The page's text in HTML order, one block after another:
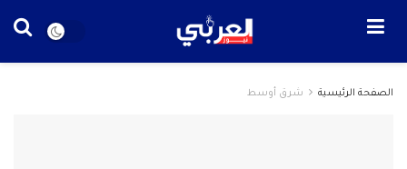
الصفحة الرئيسية شرق أوسط